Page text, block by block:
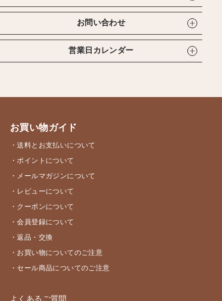
お問い合わせ
営業日カレンダー
お買い物ガイド
・送料とお支払いについて
・ポイントについて
・メールマガジンについて
・レビューについて
・クーポンについて
・会員登録について
・返品・交換
・お買い物についてのご注意
・セール商品についてのご注意
よくあるご質問